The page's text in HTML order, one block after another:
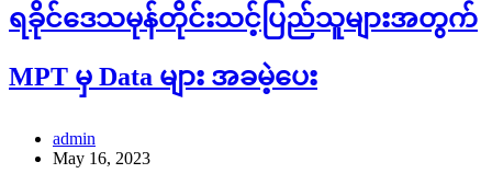
ရခိုင်ဒေသမုန်တိုင်းသင့်ပြည်သူများအတွက်
MPT မှ Data များ အခမဲ့ပေး
admin
May 16, 2023